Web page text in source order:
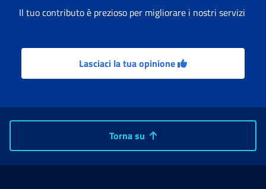
Il tuo contributo è prezioso per migliorare i nostri servizi
Lasciaci la tua opinione
Torna su